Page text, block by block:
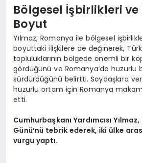
Bölgesel İşbirlikleri ve
Boyut
Yılmaz, Romanya ile bölgesel
boyuttaki ilişkilere de değinerek,
topluluklarının bölgede önemli bir
gördüğünü ve Romanya’da huzurlu
sürdürdüğünü belirtti. Soydaşlara
huzurlu ortam için Romanya
etti.
Cumhurbaşkanı Yardımcısı
Günü’nü tebrik ederek, iki ülke
vurgu yaptı.